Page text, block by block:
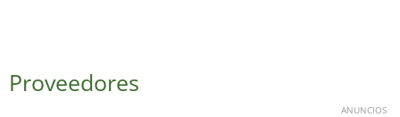
Proveedores
ANUNCIOS